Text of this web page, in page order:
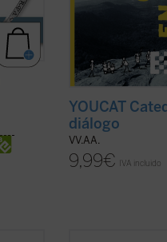
YOUCAT
diálogo
VV.AA.
9,99€ IVA incluido